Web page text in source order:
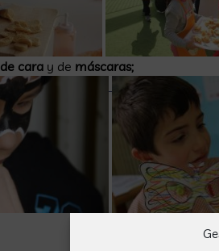
cara y de máscaras;